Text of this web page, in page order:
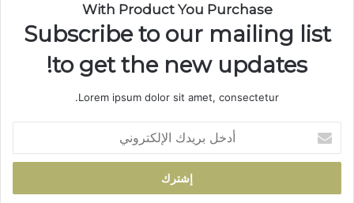
د
ل
م
With Product You Purchase
Subscribe to our mailing list
to get the new updates!
Lorem ipsum dolor sit amet, consectetur.
خ
ب